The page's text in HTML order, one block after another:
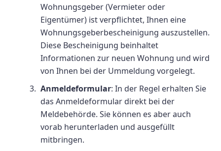
Wohnungsgeber (Vermieter oder
Eigentümer) ist verpflichtet, Ihnen eine
Wohnungsgeberbescheinigung auszustellen.
Diese Bescheinigung beinhaltet
Informationen zur neuen Wohnung und wird
von Ihnen bei der Ummeldung vorgelegt.
Anmeldeformular: In der Regel erhalten Sie
das Anmeldeformular direkt bei der
Meldebehörde. Sie können es aber auch
vorab herunterladen und ausgefüllt
mitbringen.